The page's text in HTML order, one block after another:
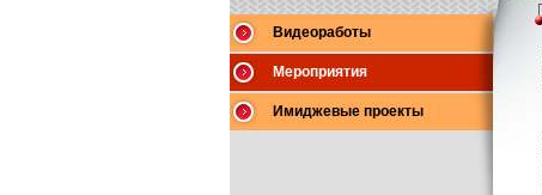
Видеоработы
Мероприятия
Имиджевые проекты